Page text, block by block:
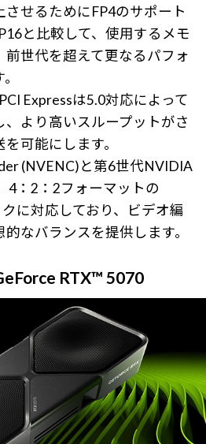
せるためにFP4のサポート
と比較して、使用するメモ
前世代を超えて更なるパフォ
Expressは5.0対応によって
より高いスループットがさ
可能にします。
(NVENC)と第6世代NVIDIA
4：2：2フォーマットの
に対応しており、ビデオ編
なバランスを提供します。
RTX™ 5070